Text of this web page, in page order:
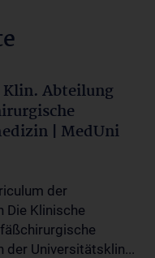
Klin. Abteilung
| MedUni
der
Die Klinische
der Universitätsklin...